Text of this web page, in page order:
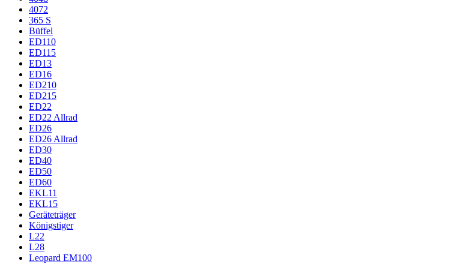
4072
365 S
Büffel
ED110
ED115
ED13
ED16
ED210
ED215
ED22
ED22 Allrad
ED26
ED26 Allrad
ED30
ED40
ED50
ED60
EKL11
EKL15
Geräteträger
Königstiger
L22
L28
Leopard EM100